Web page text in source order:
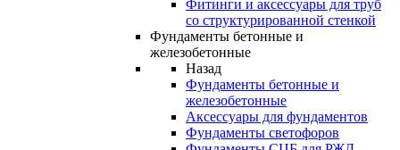
Фитинги и аксессуары для труб
со структурированной стенкой
Фундаменты бетонные и
железобетонные
Назад
Фундаменты бетонные и
железобетонные
Аксессуары для фундаментов
Фундаменты светофоров